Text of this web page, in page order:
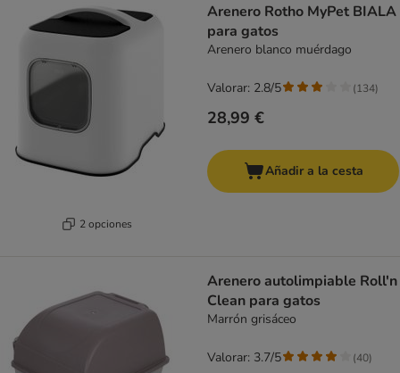
2 opciones
Arenero Rotho MyPet BIALA
para gatos
Arenero blanco muérdago
28,99 €
Valorar: 2.8/5 (134)
Añadir a la cesta
Arenero autolimpiable Roll'n
Clean para gatos
Marrón grisáceo
Valorar: 3.7/5 (40)